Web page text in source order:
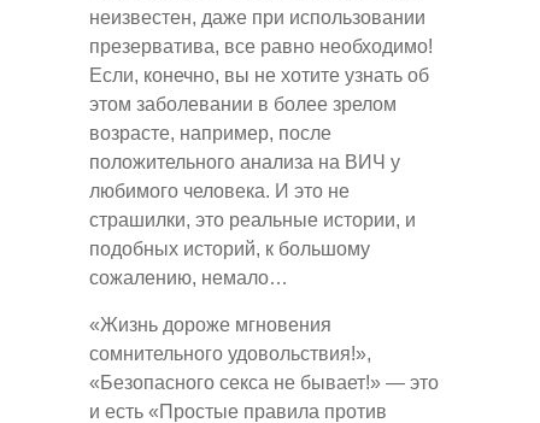
неизвестен, даже при использовании
презерватива, все равно необходимо!
Если, конечно, вы не хотите узнать об
этом заболевании в более зрелом
возрасте, например, после
положительного анализа на ВИЧ у
любимого человека. И это не
страшилки, это реальные истории, и
подобных историй, к большому
сожалению, немало…
«Жизнь дороже мгновения
сомнительного удовольствия!»,
«Безопасного секса не бывает!» — это
и есть «Простые правила против